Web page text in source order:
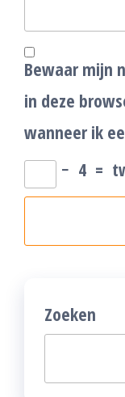
Bewaar mijn
in deze
wanneer ik
− 4 =
Zoeken